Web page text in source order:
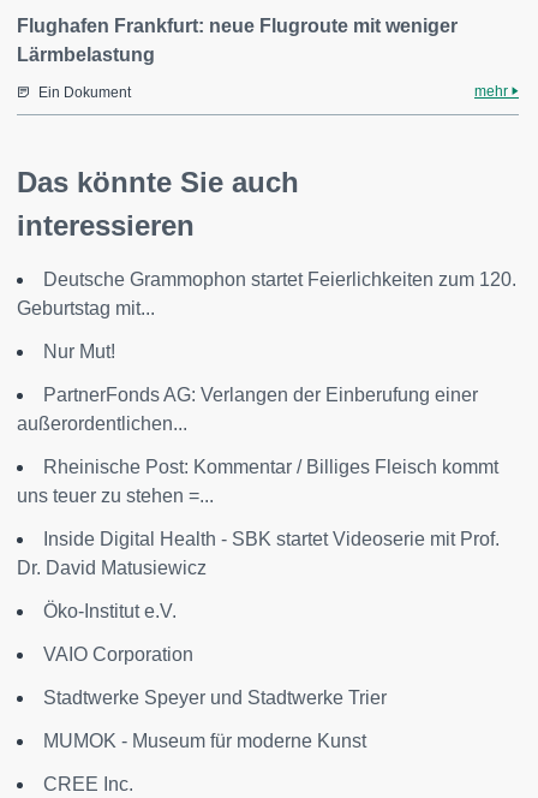
Flughafen Frankfurt: neue Flugroute mit weniger
Lärmbelastung
Ein Dokument mehr
Das könnte Sie auch
interessieren
Deutsche Grammophon startet Feierlichkeiten zum 120.
Geburtstag mit...
Nur Mut!
PartnerFonds AG: Verlangen der Einberufung einer
außerordentlichen...
Rheinische Post: Kommentar / Billiges Fleisch kommt
uns teuer zu stehen =...
Inside Digital Health - SBK startet Videoserie mit Prof.
Dr. David Matusiewicz
Öko-Institut e.V.
VAIO Corporation
Stadtwerke Speyer und Stadtwerke Trier
MUMOK - Museum für moderne Kunst
CREE Inc.